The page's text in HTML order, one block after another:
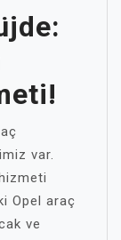
var.
Opel araç
ve